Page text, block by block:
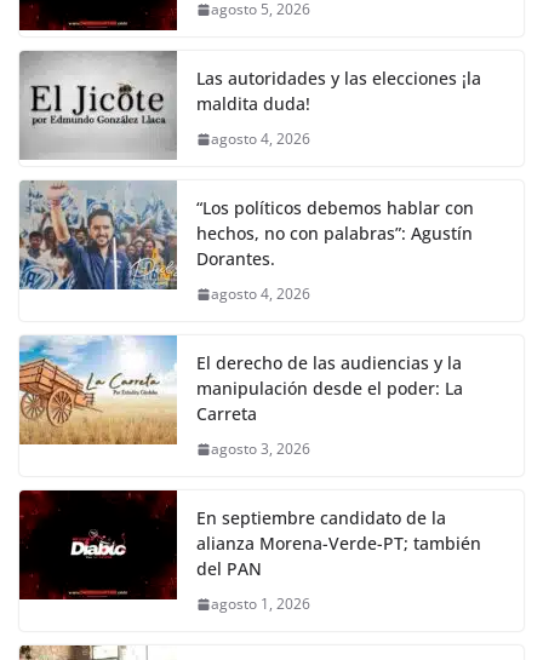
o
o
k
p k
agosto 5, 2026
Las autoridades y las elecciones ¡la
maldita duda!
agosto 4, 2026
“Los políticos debemos hablar con
hechos, no con palabras”: Agustín
Dorantes.
agosto 4, 2026
El derecho de las audiencias y la
manipulación desde el poder: La
Carreta
agosto 3, 2026
En septiembre candidato de la
alianza Morena-Verde-PT; también
del PAN
agosto 1, 2026